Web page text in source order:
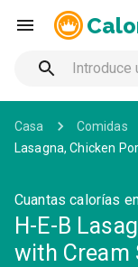
Casa Comidas
Lasagna, Chicken
Cuantas calorías
H-E-B
with Cream